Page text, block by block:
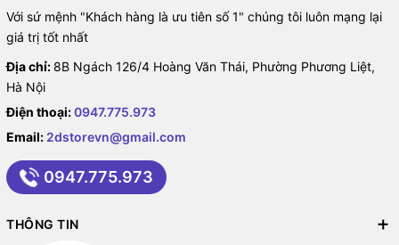
Với sứ mệnh "Khách hàng là ưu tiên số 1" chúng tôi luôn mạng lại
giá trị tốt nhất
Địa chỉ: 8B Ngách 126/4 Hoàng Văn Thái, Phường Phương Liệt,
Hà Nội
Điện thoại:0947.775.973
Email: 2dstorevn@gmail.com
0947.775.973
THÔNG TIN